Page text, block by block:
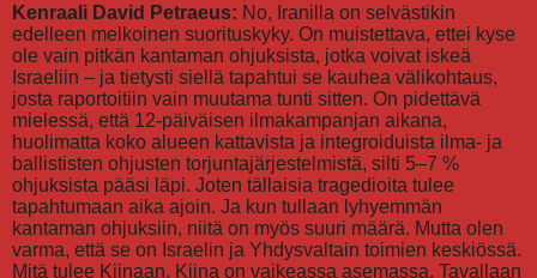
Kenraali David Petraeus: No, Iranilla on selvästikin
edelleen melkoinen suorituskyky. On muistettava, ettei kyse
ole vain pitkän kantaman ohjuksista, jotka voivat iskeä
Israeliin – ja tietysti siellä tapahtui se kauhea välikohtaus,
josta raportoitiin vain muutama tunti sitten. On pidettävä
mielessä, että 12-päiväisen ilmakampanjan aikana,
huolimatta koko alueen kattavista ja integroiduista ilma- ja
ballististen ohjusten torjuntajärjestelmistä, silti 5–7 %
ohjuksista pääsi läpi. Joten tällaisia tragedioita tulee
tapahtumaan aika ajoin. Ja kun tullaan lyhyemmän
kantaman ohjuksiin, niitä on myös suuri määrä. Mutta olen
varma, että se on Israelin ja Yhdysvaltain toimien keskiössä.
Mitä tulee Kiinaan, Kiina on vaikeassa asemassa. Tavallaan